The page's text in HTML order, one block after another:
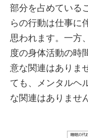
部分を占めている
らの行動は仕事に
思われます。一方
度の身体活動の時
意な関連はありま
ても、メンタルヘ
な関連はありませ